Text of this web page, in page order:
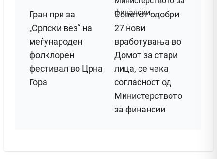
Гран при за
„Српски вез“ на
меѓународен
фолклорен
фестивал во Црна
Гора
Советот одобри
27 нови
вработувања во
Домот за стари
лица, се чека
согласност од
Министерството
за финансии